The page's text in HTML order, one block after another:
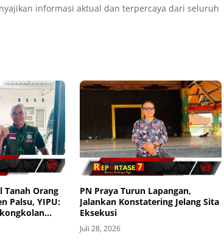
informasi aktual dan terpercaya dari seluruh
Tanah Orang
Palsu, YIPU:
PN Praya Turun Lapangan,
Jalankan Konstatering Jelang Sita
Eksekusi
Juli 28, 2026